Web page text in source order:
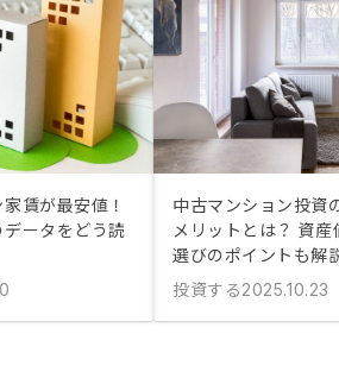
賃が最安値！
ータをどう読
中古マンション投資
メリットとは？ 資
選びのポイントも解
投資する2025.10.23